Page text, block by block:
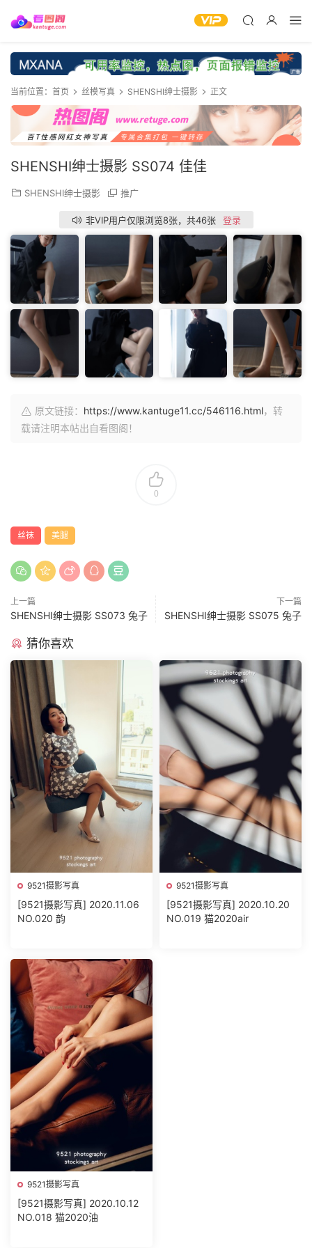
当前位置： 首页 丝模写真 SHENSHI绅士摄影 正文
SHENSHI绅士摄影 SS074 佳佳
SHENSHI绅士摄影 推广
非VIP用户仅限浏览8张，共46张 登录
原文链接： https://www.kantuge11.cc/546116.html，转
载请注明本帖出自看图阁！
0
丝袜 美腿
上一篇
SHENSHI绅士摄影 SS073 兔子
下一篇
SHENSHI绅士摄影 SS075 兔子
猜你喜欢
9521摄影写真
[9521摄影写真] 2020.11.06
NO.020 韵
9521摄影写真
[9521摄影写真] 2020.10.20
NO.019 猫2020air
9521摄影写真
[9521摄影写真] 2020.10.12
NO.018 猫2020油